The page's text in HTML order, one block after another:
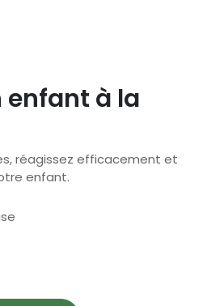
enfant à la
réagissez efficacement et
enfant.